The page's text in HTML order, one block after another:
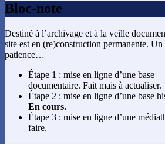
Bloc-note
Destiné à l’archivage et à la veille
site est en (re)construction permanente. Un
patience…
Étape 1 : mise en ligne d’une base
documentaire. Fait mais à actualiser.
Étape 2 : mise en ligne d’une base
En cours.
Étape 3 : mise en ligne d’une
faire.